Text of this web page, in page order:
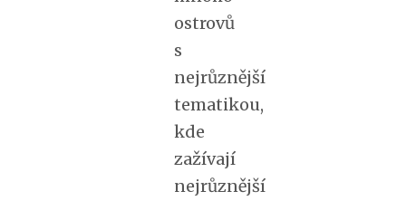
ostrovů
s
nejrůznější
tematikou,
kde
zažívají
nejrůznější